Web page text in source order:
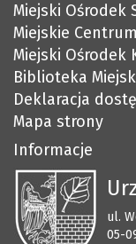
Miejski Ośrodek
Miejskie
Miejski Ośrodek
Biblioteka
Deklaracja
Mapa strony
Informacje
ul.
05-